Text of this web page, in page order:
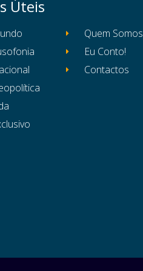
Úteis
Quem Somos
Eu Conto!
Contactos